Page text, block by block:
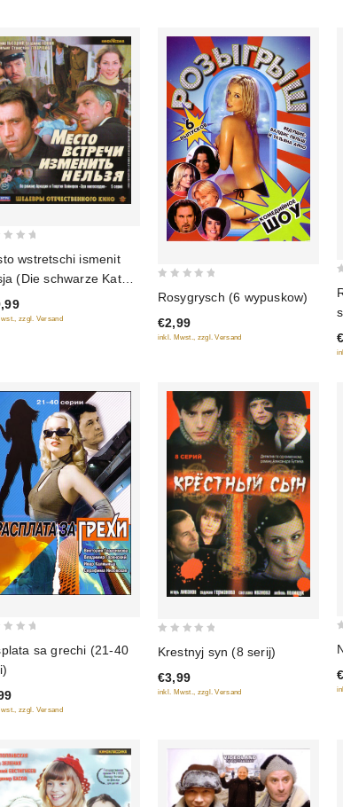
wstretschi ismenit
(Die schwarze Katze)
(2 Blu-Ray)
zzgl. Versand
of
5
Rosygrysch (6 wypuskow)
€2,99
inkl. Mwst., zzgl. Versand 5
sa grechi (21-40
zzgl. Versand
of
5
Krestnyj syn (8 serij)
€3,99
inkl. Mwst., zzgl. Versand 5